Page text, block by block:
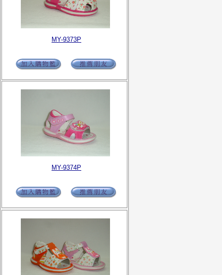
MY-9373P
MY-9374P